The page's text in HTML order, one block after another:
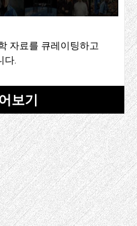
자료를 큐레이팅하고
다.
보기